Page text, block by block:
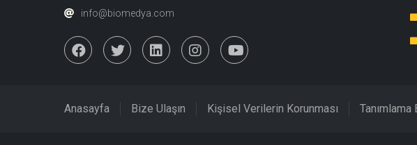
info@biomedya.com
Anasayfa Bize Ulaşın Kişisel Verilerin Korunması